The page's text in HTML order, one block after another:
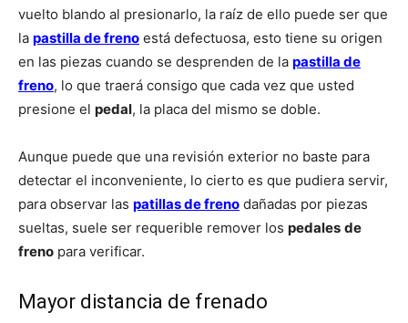
vuelto blando al presionarlo, la raíz de ello puede ser que
la pastilla de freno está defectuosa, esto tiene su origen
en las piezas cuando se desprenden de la pastilla de
freno, lo que traerá consigo que cada vez que usted
presione el pedal, la placa del mismo se doble.
Aunque puede que una revisión exterior no baste para
detectar el inconveniente, lo cierto es que pudiera servir,
para observar las patillas de freno dañadas por piezas
sueltas, suele ser requerible remover los pedales de
freno para verificar.
Mayor distancia de frenado